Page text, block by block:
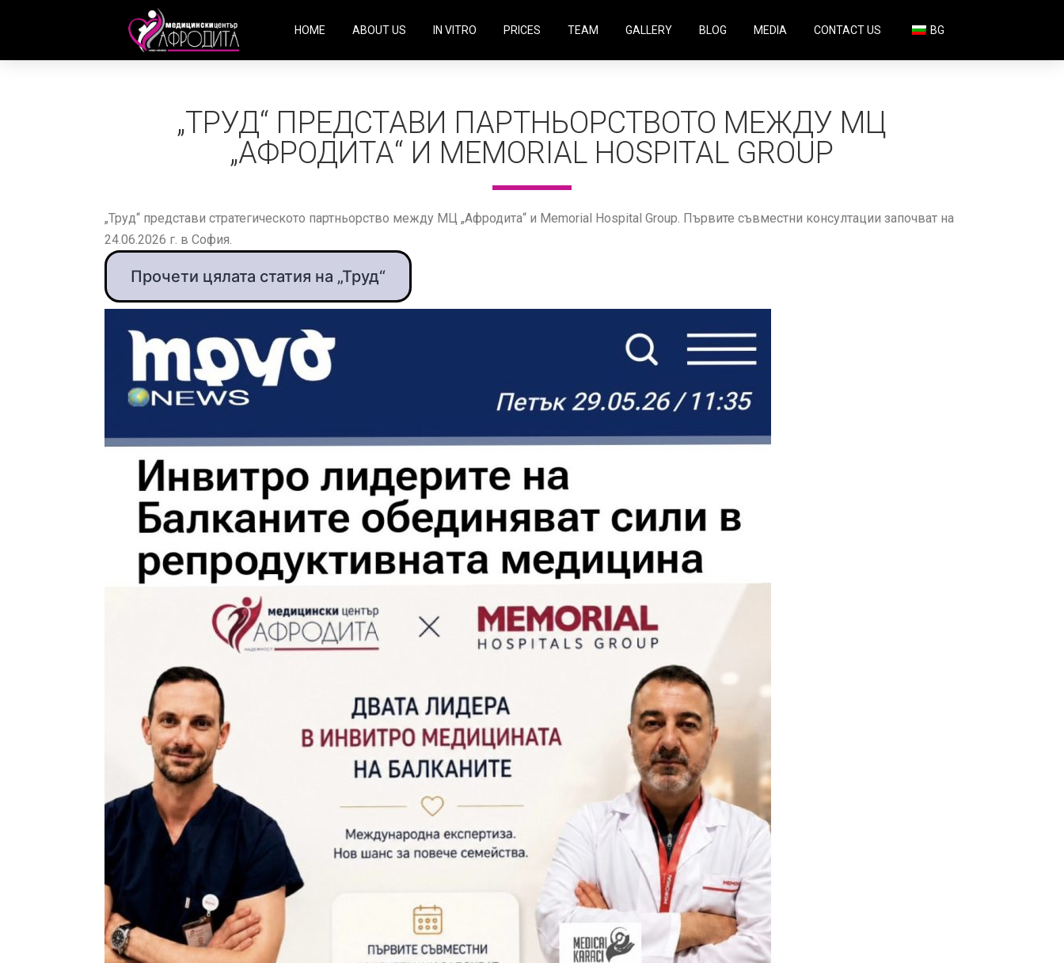
HOME ABOUT US IN VITRO PRICES TEAM GALLERY BLOG MEDIA CONTACT US BG
„ТРУД“ ПРЕДСТАВИ ПАРТНЬОРСТВОТО МЕЖДУ МЦ
„АФРОДИТА“ И MEMORIAL HOSPITAL GROUP
„Труд“ представи стратегическото партньорство между МЦ „Афродита“ и Memorial Hospital Group. Първите съвместни консултации започват на
24.06.2026 г. в София.
Прочети цялата статия на „Труд“